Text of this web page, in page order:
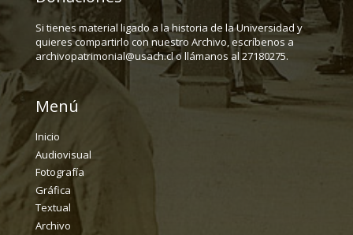
Si tienes material ligado a la historia de la Universidad y
quieres compartirlo con nuestro Archivo, escríbenos a
archivopatrimonial@usach.cl o llámanos al 27180275.
Menú
Inicio
Audiovisual
Fotografía
Gráfica
Textual
Archivo